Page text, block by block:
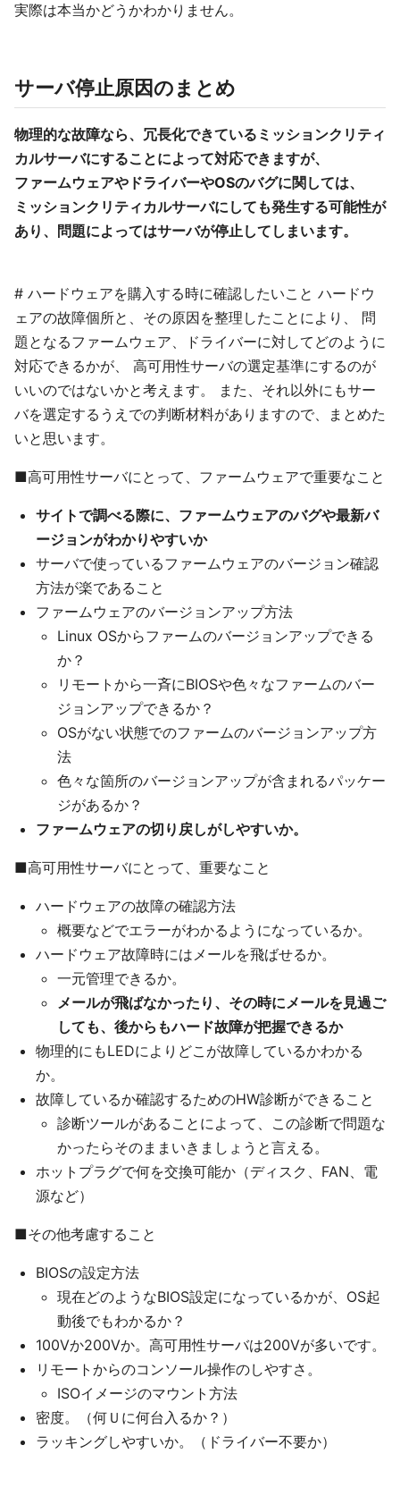
実際は本当かどうかわかりません。
サーバ停止原因のまとめ
物理的な故障なら、冗長化できているミッションクリティ
カルサーバにすることによって対応できますが、
ファームウェアやドライバーやOSのバグに関しては、
ミッションクリティカルサーバにしても発生する可能性が
あり、問題によってはサーバが停止してしまいます。
# ハードウェアを購入する時に確認したいこと ハードウ
ェアの故障個所と、その原因を整理したことにより、 問
題となるファームウェア、ドライバーに対してどのように
対応できるかが、 高可用性サーバの選定基準にするのが
いいのではないかと考えます。 また、それ以外にもサー
バを選定するうえでの判断材料がありますので、まとめた
いと思います。
■高可用性サーバにとって、ファームウェアで重要なこと
サイトで調べる際に、ファームウェアのバグや最新バ
ージョンがわかりやすいか
サーバで使っているファームウェアのバージョン確認
方法が楽であること
ファームウェアのバージョンアップ方法
Linux OSからファームのバージョンアップできる
か？
リモートから一斉にBIOSや色々なファームのバー
ジョンアップできるか？
OSがない状態でのファームのバージョンアップ方
法
色々な箇所のバージョンアップが含まれるパッケー
ジがあるか？
ファームウェアの切り戻しがしやすいか。
■高可用性サーバにとって、重要なこと
ハードウェアの故障の確認方法
概要などでエラーがわかるようになっているか。
ハードウェア故障時にはメールを飛ばせるか。
一元管理できるか。
メールが飛ばなかったり、その時にメールを見過ご
しても、後からもハード故障が把握できるか
物理的にもLEDによりどこが故障しているかわかる
か。
故障しているか確認するためのHW診断ができること
診断ツールがあることによって、この診断で問題な
かったらそのままいきましょうと言える。
ホットプラグで何を交換可能か（ディスク、FAN、電
源など）
■その他考慮すること
BIOSの設定方法
現在どのようなBIOS設定になっているかが、OS起
動後でもわかるか？
100Vか200Vか。高可用性サーバは200Vが多いです。
リモートからのコンソール操作のしやすさ。
ISOイメージのマウント方法
密度。（何Ｕに何台入るか？）
ラッキングしやすいか。（ドライバー不要か）